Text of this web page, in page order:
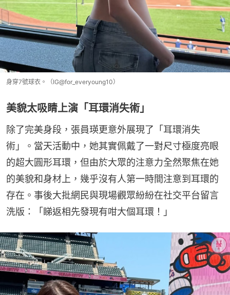
身穿7號球衣。（IG@for_everyoung10）
美貌太吸睛上演「耳環消失術」
除了完美身段，張員瑛更意外展現了「耳環消失
術」。當天活動中，她其實佩戴了一對尺寸極度亮眼
的超大圓形耳環，但由於大眾的注意力全然聚焦在她
的美貌和身材上，幾乎沒有人第一時間注意到耳環的
存在。事後大批網民與現場觀眾紛紛在社交平台留言
洗版：「睇返相先發現有咁大個耳環！」